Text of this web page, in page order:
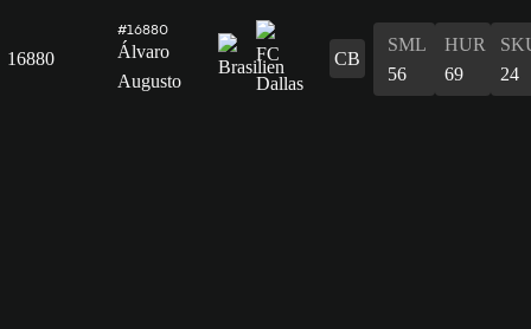
16880
#16880
Álvaro
Augusto
CB
SML
56
HUR
69
24